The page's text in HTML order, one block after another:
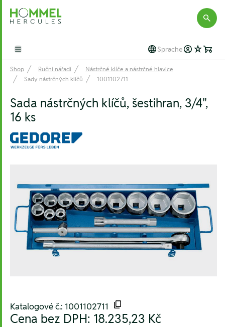
Hommel Hercules
Open main menu Sprache
Shop Ruční nářadí
Nástrčné klíče a nástrčné hlavice
Sady nástrčných klíčů
1001102711
Sada nástrčných klíčů, šestihran, 3/4",
16 ks
Katalogové č.: 1001102711
Cena bez DPH: 18.235,23 Kč